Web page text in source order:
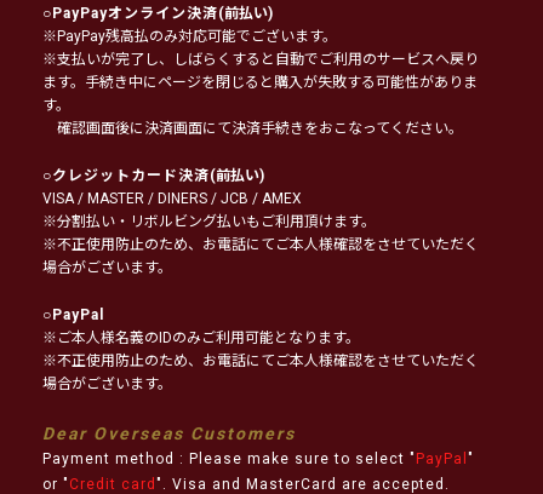
○PayPayオンライン決済(前払い)
※PayPay残高払のみ対応可能でございます。
※支払いが完了し、しばらくすると自動でご利用のサービスへ戻り
ます。手続き中にページを閉じると購入が失敗する可能性がありま
す。
確認画面後に決済画面にて決済手続きをおこなってください。
○クレジットカード決済(前払い)
VISA / MASTER / DINERS / JCB / AMEX
※分割払い・リボルビング払いもご利用頂けます。
※不正使用防止のため、お電話にてご本人様確認をさせていただく
場合がございます。
○PayPal
※ご本人様名義のIDのみご利用可能となります。
※不正使用防止のため、お電話にてご本人様確認をさせていただく
場合がございます。
Dear Overseas Customers
Payment method : Please make sure to select " PayPal "
or " Credit card ". Visa and MasterCard are accepted.